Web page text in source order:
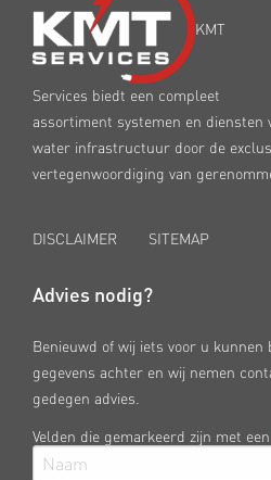
KMT
Services biedt een compleet
assortiment systemen en diensten
water infrastructuur door de
vertegenwoordiging van
DISCLAIMER SITEMAP
Advies nodig?
Benieuwd of wij iets voor u kunnen
gegevens achter en wij nemen
gedegen advies.
Velden die gemarkeerd zijn met een